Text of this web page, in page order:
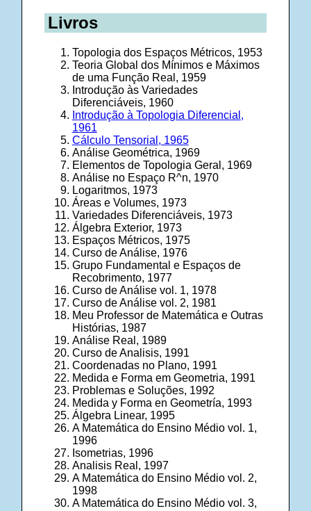
Livros
Topologia dos Espaços Métricos, 1953
Teoria Global dos Mínimos e Máximos
de uma Função Real, 1959
Introdução às Variedades
Diferenciáveis, 1960
Introdução à Topologia Diferencial,
1961
Cálculo Tensorial, 1965
Análise Geométrica, 1969
Elementos de Topologia Geral, 1969
Análise no Espaço R^n, 1970
Logaritmos, 1973
Áreas e Volumes, 1973
Variedades Diferenciáveis, 1973
Álgebra Exterior, 1973
Espaços Métricos, 1975
Curso de Análise, 1976
Grupo Fundamental e Espaços de
Recobrimento, 1977
Curso de Análise vol. 1, 1978
Curso de Análise vol. 2, 1981
Meu Professor de Matemática e Outras
Histórias, 1987
Análise Real, 1989
Curso de Analisis, 1991
Coordenadas no Plano, 1991
Medida e Forma em Geometria, 1991
Problemas e Soluções, 1992
Medida y Forma en Geometría, 1993
Álgebra Linear, 1995
A Matemática do Ensino Médio vol. 1,
1996
Isometrias, 1996
Analisis Real, 1997
A Matemática do Ensino Médio vol. 2,
1998
A Matemática do Ensino Médio vol. 3,